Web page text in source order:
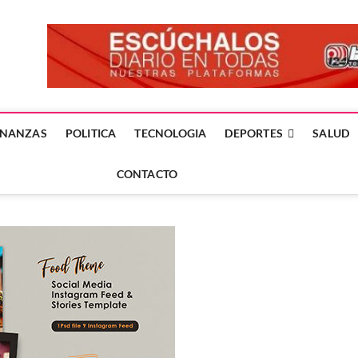
DÍA EN LA NOTICIA
POLITICA TECNOLOGIA DEPORTES SALUD
CONTACTO